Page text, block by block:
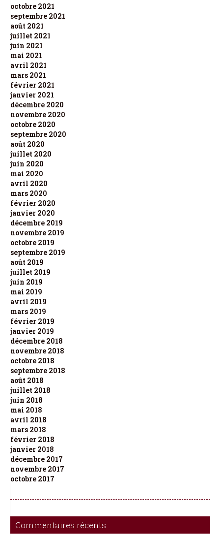
octobre 2021
septembre 2021
août 2021
juillet 2021
juin 2021
mai 2021
avril 2021
mars 2021
février 2021
janvier 2021
décembre 2020
novembre 2020
octobre 2020
septembre 2020
août 2020
juillet 2020
juin 2020
mai 2020
avril 2020
mars 2020
février 2020
janvier 2020
décembre 2019
novembre 2019
octobre 2019
septembre 2019
août 2019
juillet 2019
juin 2019
mai 2019
avril 2019
mars 2019
février 2019
janvier 2019
décembre 2018
novembre 2018
octobre 2018
septembre 2018
août 2018
juillet 2018
juin 2018
mai 2018
avril 2018
mars 2018
février 2018
janvier 2018
décembre 2017
novembre 2017
octobre 2017
Commentaires récents